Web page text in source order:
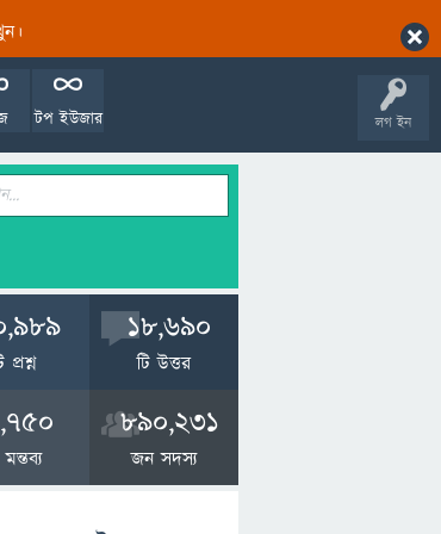
লগ ইন
টপ ইউজার
প্রশ্ন
18,690
টি উত্তর
মন্তব্য
890,231
জন সদস্য